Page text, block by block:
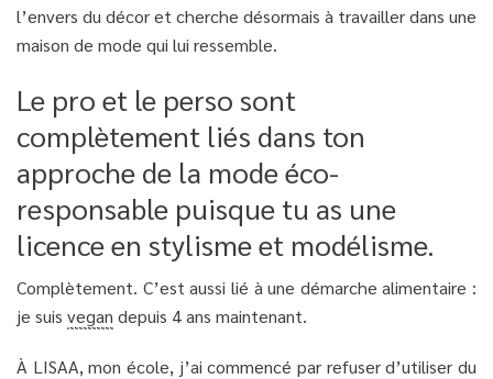
l’envers du décor et cherche désormais à travailler dans une
maison de mode qui lui ressemble.
Le pro et le perso sont
complètement liés dans ton
approche de la mode éco-
responsable puisque tu as une
licence en stylisme et modélisme.
Complètement. C’est aussi lié à une démarche alimentaire :
je suis vegan depuis 4 ans maintenant.
À LISAA, mon école, j’ai commencé par refuser d’utiliser du